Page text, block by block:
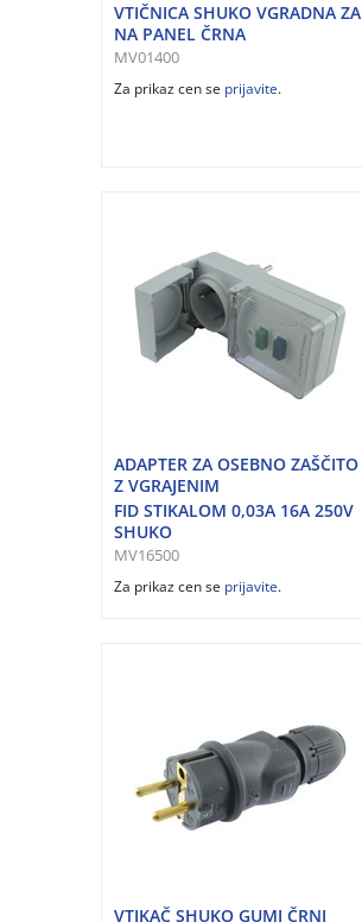
VTIČNICA SHUKO VGRADNA ZA
NA PANEL ČRNA
MV01400
Za prikaz cen se prijavite.
ADAPTER ZA OSEBNO ZAŠČITO
Z VGRAJENIM
FID STIKALOM 0,03A 16A 250V
SHUKO
MV16500
Za prikaz cen se prijavite.
VTIKAČ SHUKO GUMI ČRNI